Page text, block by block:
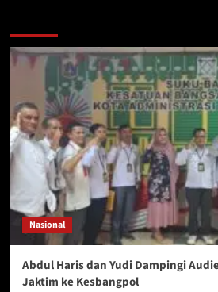
Nasional
Abdul Haris dan Yudi Dampingi
Jaktim ke Kesbangpol